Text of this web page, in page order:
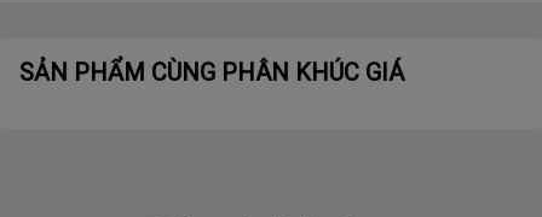
SẢN PHẨM CÙNG PHÂN KHÚC GIÁ